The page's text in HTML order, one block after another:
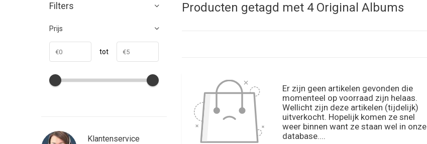
Producten getagd met 4 Original Albums
Er zijn geen artikelen gevonden die
momenteel op voorraad zijn helaas.
Wellicht zijn deze artikelen (tijdelijk)
uitverkocht. Hopelijk komen ze snel
weer binnen want ze staan wel in onze
database....
Filters
Prijs
tot
Klantenservice